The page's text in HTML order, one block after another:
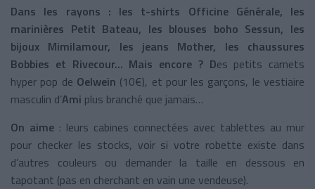
Dans les rayons : les t-shirts Officine Générale, les
marinières Petit Bateau, les blouses boho Sessun, les
bijoux Mimilamour, les jeans Mother, les chaussures
Bobbies et Rivecour... Mais encore ? Des petits carnets
hyper pop de Oelwein (10€), et pour les garçons, le vestiaire
masculin d’Ami plus branché que jamais…
On aime : leurs cabines connectées avec tablettes au mur
pour checker les stocks, voir si votre robette existe dans
d’autres couleurs ou demander la taille en dessous en
tapotant (pas en cherchant en vain une vendeuse).